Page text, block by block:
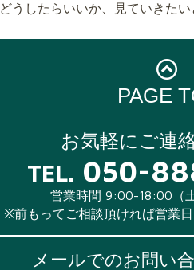
うしたらいいか、見ていきたい
PAGE
お気軽にご連
TEL. 050-
営業時間 9:00-18:00（
※前もってご相談頂ければ営業日
メールでのお問い